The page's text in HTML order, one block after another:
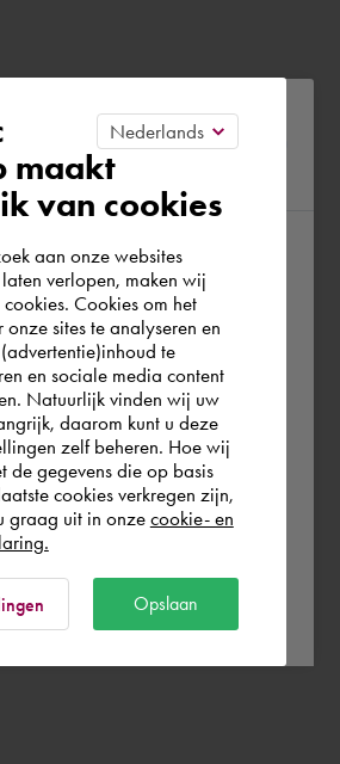
your current
you are situated in Rest of
confirm in which country
maakt
van cookies
aan onze websites
verlopen, maken wij
Cookies om het
onze sites te analyseren en
te
en sociale media content
Natuurlijk vinden wij uw
daarom kunt u deze
zelf beheren. Hoe wij
de gegevens die op basis
cookies verkregen zijn,
graag uit in onze cookie- en
Opslaan